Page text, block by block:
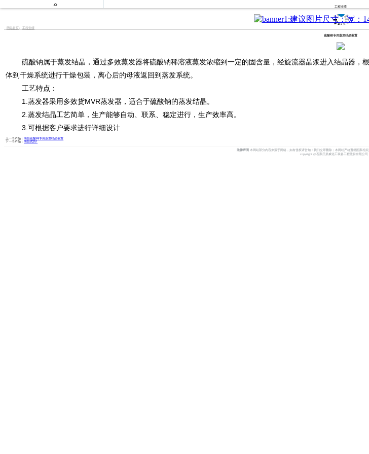

工程业绩
网站首页 工程业绩
硫酸镁专用蒸发结晶装置
硫酸钠属于蒸发结晶，通过多效蒸发器将硫酸钠稀溶液蒸发浓缩到一定的固含量，经旋流器晶浆进入结晶器，
体到干燥系统进行干燥包装，离心后的母液返回到蒸发系统。
工艺特点：
1.蒸发器采用多效货MVR蒸发器，适合于硫酸钠的蒸发结晶。
2.蒸发结晶工艺简单，生产能够自动、联系、稳定进行，生产效率高。
3.可根据客户要求进行详细设计
上一个产品：南昌硫酸钾专用蒸发结晶装置
下一个产品：南昌优势1
法律声明 本网站部分内容来源于网络，如有侵权请告知！我们立即删除；本网站严格遵循国家相
copyright @石家庄鼎威化工装备工程股份有限公司